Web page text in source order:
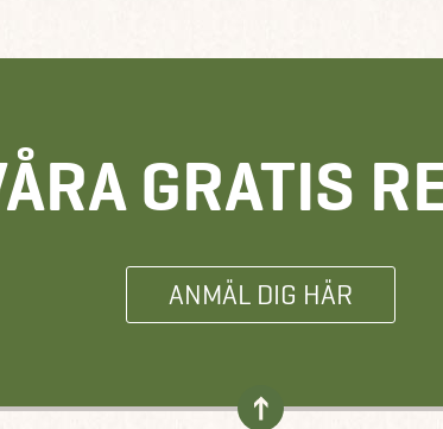
GRATIS
ANMÄL DIG HÄR